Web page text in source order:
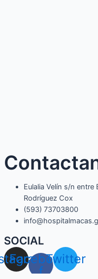
Eulalia Velín s/n entre
Rodríguez Cox
(593) 73703800​
SOCIAL
Facebook-
f
Twitter